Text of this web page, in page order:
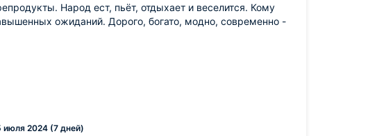
Народ ест, пьёт, отдыхает и веселится. Кому
ожиданий. Дорого, богато, модно, современно -
июля 2024 (7 дней)